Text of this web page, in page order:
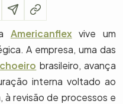
Americanflex vive um
A empresa, uma das
brasileiro, avança
interna voltado ao
revisão de processos e